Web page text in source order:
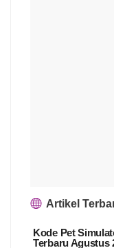
Artikel
Kode Pet
Terbaru Agustus